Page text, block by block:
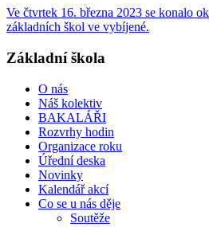
Ve čtvrtek 16. března 2023 se konalo
základních škol ve vybíjené.
Základní škola
O nás
Náš kolektiv
BAKALÁŘI
Rozvrhy hodin
Organizace roku
Úřední deska
Novinky
Kalendář akcí
Co se u nás děje
Soutěže